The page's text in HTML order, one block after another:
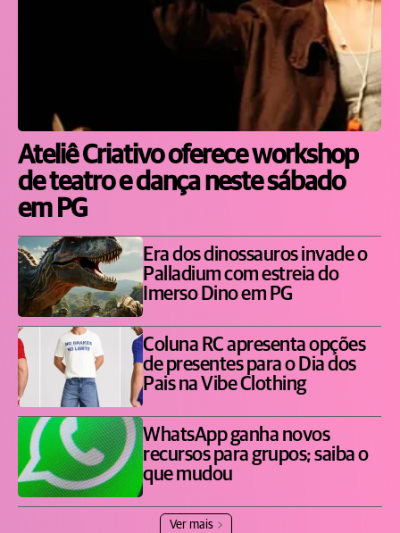
Ateliê Criativo oferece workshop
de teatro e dança neste sábado
em PG
Era dos dinossauros invade o
Palladium com estreia do
Imerso Dino em PG
Coluna RC apresenta opções
de presentes para o Dia dos
Pais na Vibe Clothing
WhatsApp ganha novos
recursos para grupos; saiba o
que mudou
Ver mais